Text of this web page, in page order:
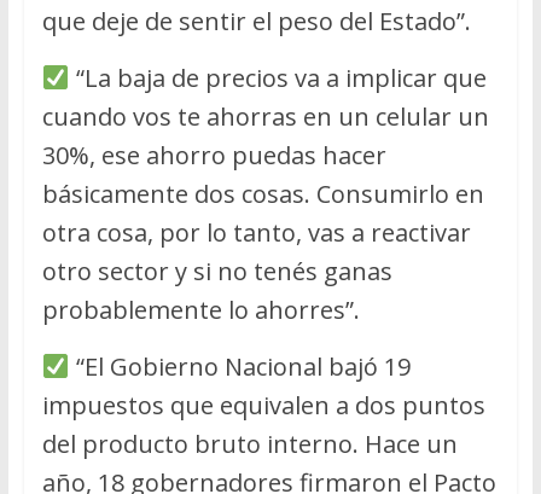
que deje de sentir el peso del Estado”.
“La baja de precios va a implicar que
cuando vos te ahorras en un celular un
30%, ese ahorro puedas hacer
básicamente dos cosas. Consumirlo en
otra cosa, por lo tanto, vas a reactivar
otro sector y si no tenés ganas
probablemente lo ahorres”.
“El Gobierno Nacional bajó 19
impuestos que equivalen a dos puntos
del producto bruto interno. Hace un
año, 18 gobernadores firmaron el Pacto